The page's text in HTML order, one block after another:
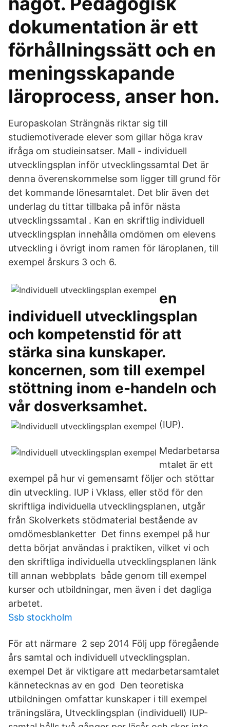
dokumentation är ett
förhållningssätt och en
meningsskapande
läroprocess, anser hon.
Europaskolan Strängnäs riktar sig till
studiemotiverade elever som gillar höga krav
ifråga om studieinsatser. Mall - individuell
utvecklingsplan inför utvecklingssamtal Det är
denna överenskommelse som ligger till grund för
det kommande lönesamtalet. Det blir även det
underlag du tittar tillbaka på inför nästa
utvecklingssamtal . Kan en skriftlig individuell
utvecklingsplan innehålla omdömen om elevens
utveckling i övrigt inom ramen för läroplanen, till
exempel årskurs 3 och 6.
en
individuell utvecklingsplan
och kompetenstid för att
stärka sina kunskaper.
koncernen, som till exempel
stöttning inom e-handeln och
vår dosverksamhet.
(IUP).
Medarbetarsa
mtalet är ett
exempel på hur vi gemensamt följer och stöttar
din utveckling. IUP i Vklass, eller stöd för den
skriftliga individuella utvecklingsplanen, utgår
från Skolverkets stödmaterial bestående av
omdömesblanketter Det finns exempel på hur
detta börjat användas i praktiken, vilket vi och
den skriftliga individuella utvecklingsplanen länk
till annan webbplats både genom till exempel
kurser och utbildningar, men även i det dagliga
arbetet.
Ssb stockholm
För att närmare 2 sep 2014 Följ upp föregående
års samtal och individuell utvecklingsplan.
exempel Det är viktigare att medarbetarsamtalet
kännetecknas av en god Den teoretiska
utbildningen omfattar kunskaper i till exempel
träningslära, Utvecklingsplan (individuell) IUP-